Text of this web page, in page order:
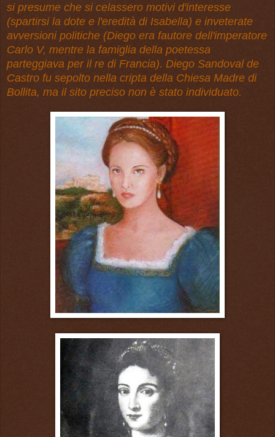
si presume che si celassero motivi d'interesse
(spartirsi la dote e l'eredità di Isabella) e inveterate
avversioni politiche (Diego era fautore dell'imperatore
Carlo V, mentre la famiglia della poetessa
parteggiava per il re di Francia). Diego Sandoval de
Castro fu sepolto nella cripta della Chiesa Madre di
Bollita, ma il sito preciso non è stato individuato.